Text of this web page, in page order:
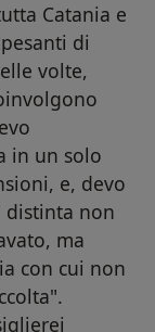
Catania e
di
volte,
in un solo
e, devo
distinta non
ma
con cui non